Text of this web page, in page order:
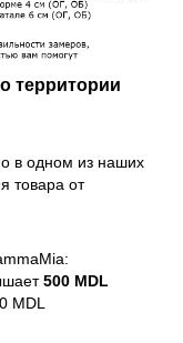
территории
в одном из наших
товара от
500 MDL
MDL